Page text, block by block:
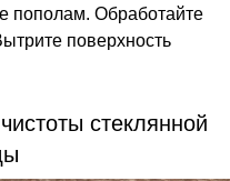
пополам. Обработайте
поверхность
стеклянной